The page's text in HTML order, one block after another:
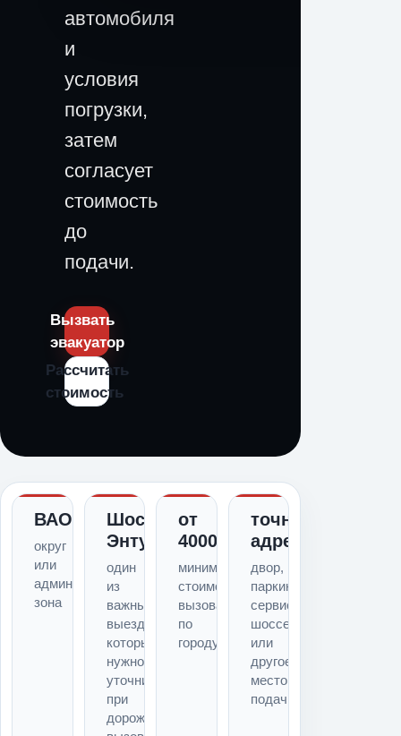
автомобиля
и
условия
погрузки,
затем
согласует
стоимость
до
подачи.
Вызвать
эвакуатор
Рассчитать
стоимость
ВАО
округ
или
административная
зона
Шоссе
Энтузиастов
один
из
важных
выездов,
который
нужно
уточнить
при
дорожном
от
4000
минимальная
стоимость
вызова
по
городу
точный
адрес
двор,
паркинг,
сервис,
шоссе
или
другое
место
подачи